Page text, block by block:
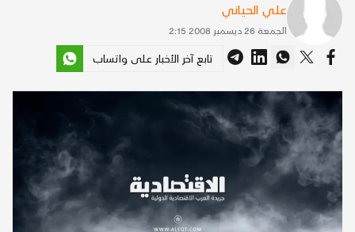
علي الحياني
الجمعة 26 ديسمبر 2008 2:15
تابع آخر الأخبار على واتساب